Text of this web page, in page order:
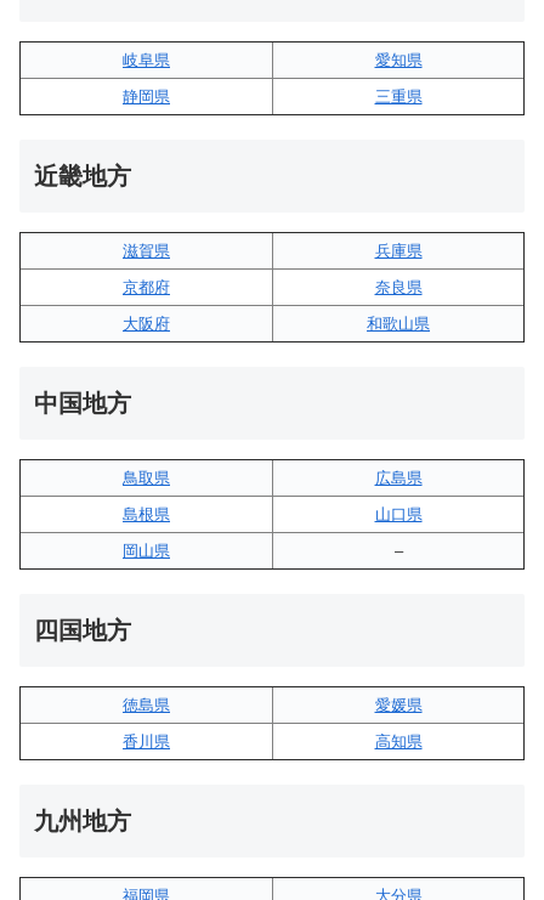
岐阜県
愛知県
静岡県
三重県
近畿地方
滋賀県
兵庫県
京都府
奈良県
大阪府
和歌山県
中国地方
鳥取県
広島県
島根県
山口県
岡山県
–
四国地方
徳島県
愛媛県
香川県
高知県
九州地方
福岡県 大分県